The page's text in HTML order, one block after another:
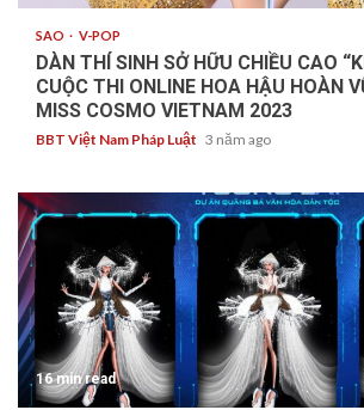
SAO V-POP
DÀN THÍ SINH SỞ HỮU CHIỀU CAO
CUỘC THI ONLINE HOA HẬU HOÀN
MISS COSMO VIETNAM 2023
BBT Việt Nam Pháp Luật 3 năm ago
16 min read